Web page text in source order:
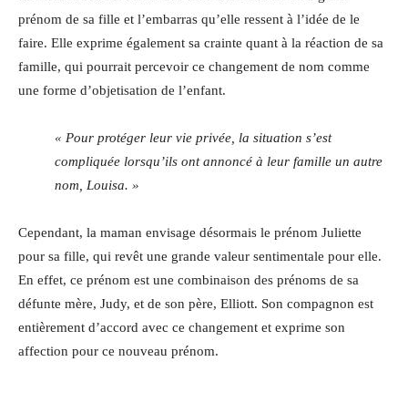
prénom de sa fille et l’embarras qu’elle ressent à l’idée de le
faire. Elle exprime également sa crainte quant à la réaction de sa
famille, qui pourrait percevoir ce changement de nom comme
une forme d’objetisation de l’enfant.
« Pour protéger leur vie privée, la situation s’est
compliquée lorsqu’ils ont annoncé à leur famille un autre
nom, Louisa. »
Cependant, la maman envisage désormais le prénom Juliette
pour sa fille, qui revêt une grande valeur sentimentale pour elle.
En effet, ce prénom est une combinaison des prénoms de sa
défunte mère, Judy, et de son père, Elliott. Son compagnon est
entièrement d’accord avec ce changement et exprime son
affection pour ce nouveau prénom.